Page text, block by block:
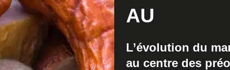
AU
L’évolution du
au centre des